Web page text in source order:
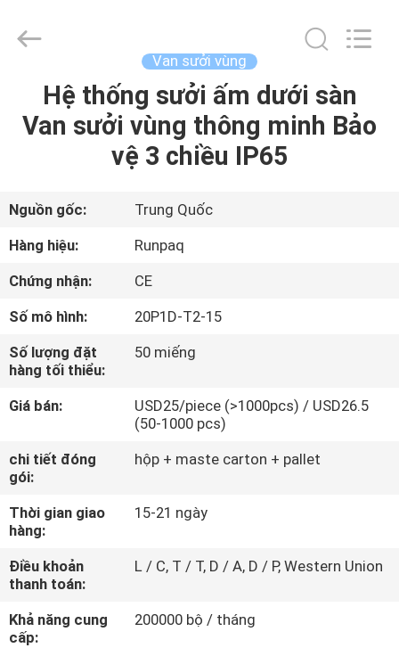
TRANG
CHỦ
SẢN
PHẨM
CHÚNG
TÔI
THAM
QUAN
NHÀ
MÁY
KIỂM
SOÁT
CHẤT
Technology
Van sưởi vùng
Hệ thống sưởi ấm dưới sàn
Van sưởi vùng thông minh Bảo
vệ 3 chiều IP65
Nguồn gốc:
Trung Quốc
Hàng hiệu:
Runpaq
Chứng nhận:
CE
Số mô hình:
20P1D-T2-15
Số lượng đặt
hàng tối thiểu:
50 miếng
Giá bán:
USD25/piece (>1000pcs) / USD26.5
(50-1000 pcs)
chi tiết đóng
gói:
hộp + maste carton + pallet
Thời gian giao
hàng:
15-21 ngày
Điều khoản
thanh toán:
L / C, T / T, D / A, D / P, Western Union
Khả năng cung
cấp:
200000 bộ / tháng